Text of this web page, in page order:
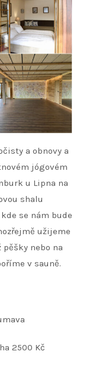
a obnovy a
jógovém
u Lipna na
shalu
se nám bude
užijeme
nebo na
v sauně.
2500 Kč